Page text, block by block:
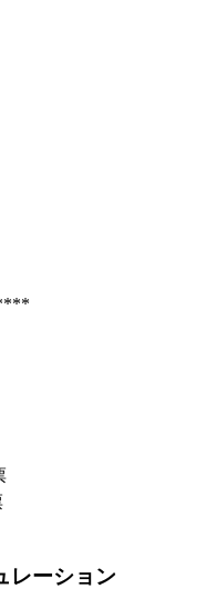
レーション